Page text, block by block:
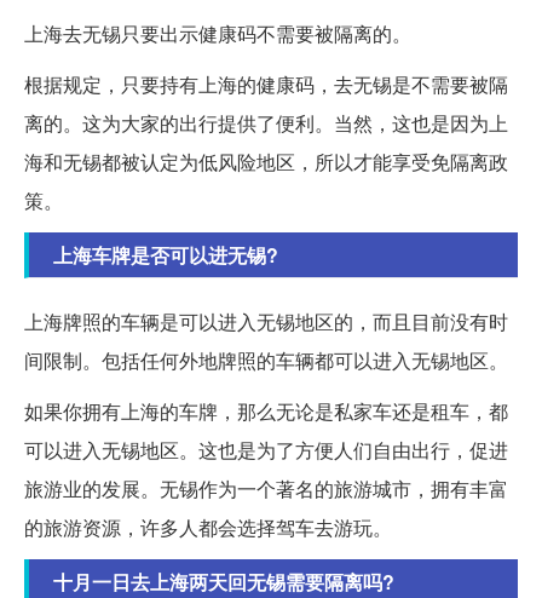
上海去无锡只要出示健康码不需要被隔离的。
根据规定，只要持有上海的健康码，去无锡是不需要被隔
离的。这为大家的出行提供了便利。当然，这也是因为上
海和无锡都被认定为低风险地区，所以才能享受免隔离政
策。
上海车牌是否可以进无锡?
上海牌照的车辆是可以进入无锡地区的，而且目前没有时
间限制。包括任何外地牌照的车辆都可以进入无锡地区。
如果你拥有上海的车牌，那么无论是私家车还是租车，都
可以进入无锡地区。这也是为了方便人们自由出行，促进
旅游业的发展。无锡作为一个著名的旅游城市，拥有丰富
的旅游资源，许多人都会选择驾车去游玩。
十月一日去上海两天回无锡需要隔离吗?